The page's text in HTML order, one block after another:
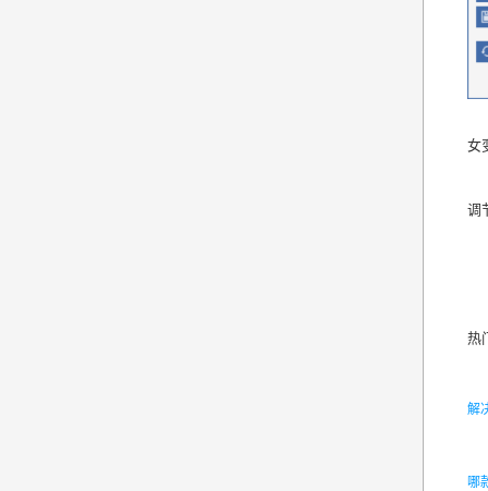
女
调
热
解
哪